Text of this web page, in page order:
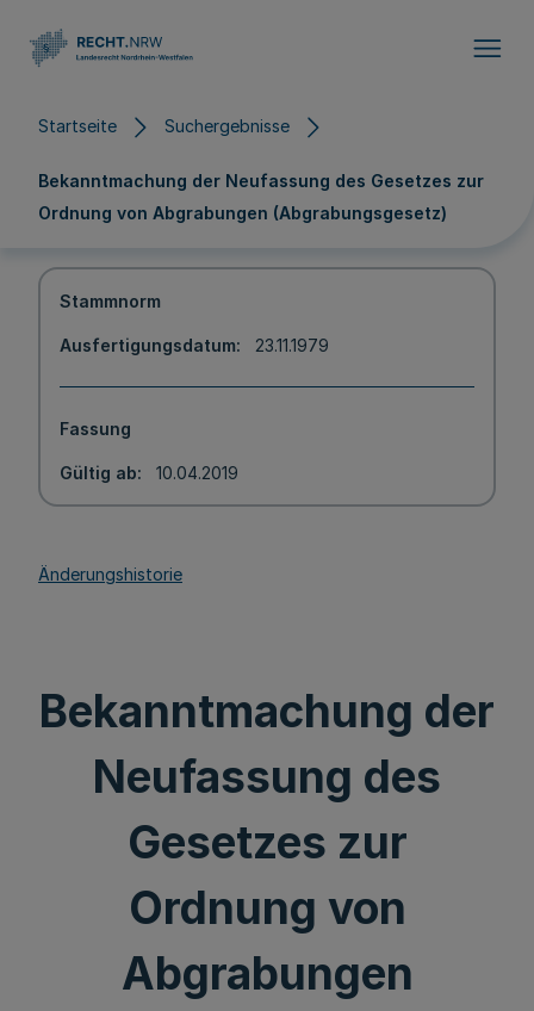
Startseite Suchergebnisse
Bekanntmachung der Neufassung des Gesetzes zur
Ordnung von Abgrabungen (Abgrabungsgesetz)
Stammnorm
Ausfertigungsdatum 23.11.1979
Fassung
Gültig ab 10.04.2019
Änderungshistorie
Bekanntmachung der
Neufassung des
Gesetzes zur
Ordnung von
Abgrabungen